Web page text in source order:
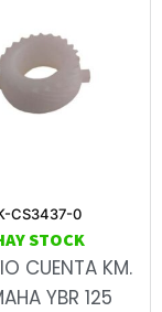
CS3437-0
STOCK
CUENTA KM.
YBR 125